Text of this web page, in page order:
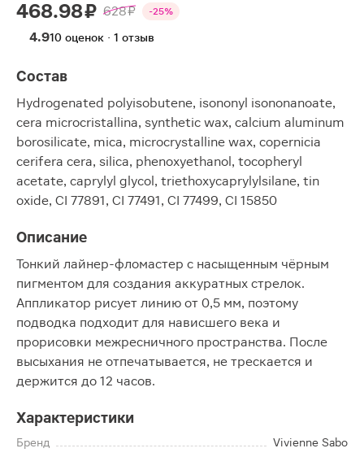
468.98 ₽ 628 ₽ -25%
4.910 оценок · 1 отзыв
Состав
Hydrogenated polyisobutene, isononyl isononanoate,
cera microcristallina, synthetic wax, calcium aluminum
borosilicate, mica, microcrystalline wax, copernicia
cerifera cera, silica, phenoxyethanol, tocopheryl
acetate, caprylyl glycol, triethoxycaprylylsilane, tin
oxide, CI 77891, CI 77491, CI 77499, CI 15850
Описание
Тонкий лайнер-фломастер с насыщенным чёрным
пигментом для создания аккуратных стрелок.
Аппликатор рисует линию от 0,5 мм, поэтому
подводка подходит для нависшего века и
прорисовки межресничного пространства. После
высыхания не отпечатывается, не трескается и
держится до 12 часов.
Характеристики
Бренд
Vivienne Sabo